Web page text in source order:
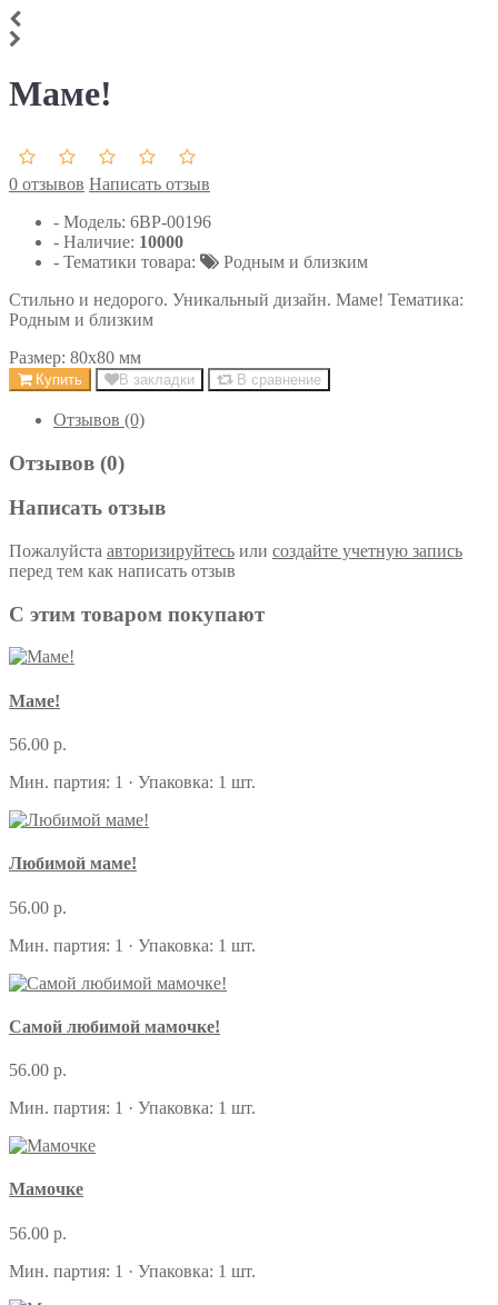
Маме!
0 отзывов Написать отзыв
- Модель: 6ВР-00196
- Наличие: 10000
- Тематики товара:
Родным и близким
Стильно и недорого. Уникальный дизайн. Маме! Тематика:
Родным и близким
Размер: 80х80 мм
Купить В закладки В сравнение
Отзывов (0)
Отзывов (0)
Написать отзыв
Пожалуйста авторизируйтесь или создайте учетную запись
перед тем как написать отзыв
С этим товаром покупают
Маме!
56.00 р.
Мин. партия: 1 · Упаковка: 1 шт.
Любимой маме!
56.00 р.
Мин. партия: 1 · Упаковка: 1 шт.
Самой любимой мамочке!
56.00 р.
Мин. партия: 1 · Упаковка: 1 шт.
Мамочке
56.00 р.
Мин. партия: 1 · Упаковка: 1 шт.